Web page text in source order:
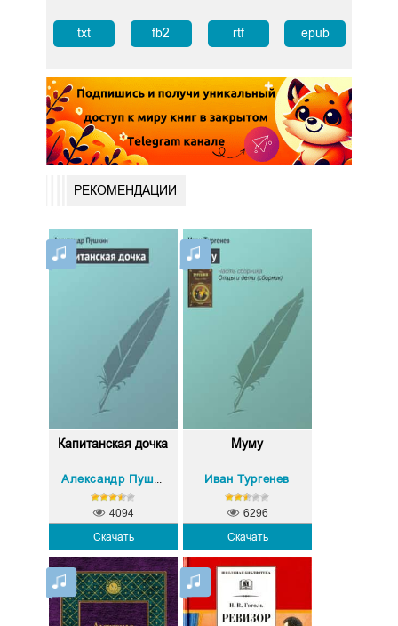
txt fb2 rtf epub
РЕКОМЕНДАЦИИ
Капитанская дочка
Александр Пушкин
Скачать
4094
Муму
Иван Тургенев
Скачать
6296